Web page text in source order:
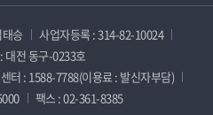
승
사업자등록 : 314-82-10024
대전 동구-0233호
터 : 1588-7788(이용료 : 발신자부담)
팩스 : 02-361-8385